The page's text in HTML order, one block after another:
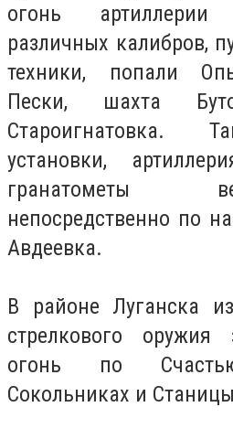
огонь
различных калибров,
техники, попали
Пески, шахта
Староигнатовка.
установки,
гранатометы
непосредственно по
Авдеевка.
В районе Луганска
стрелкового оружия
огонь по
Сокольниках и